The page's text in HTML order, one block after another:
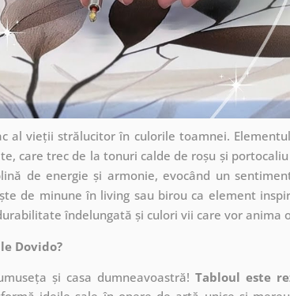
al vieții strălucitor în culorile toamnei.
care trec de la tonuri calde de roșu și
de energie și armonie, evocând un
de minune în living sau birou ca element
îndelungată și culori vii care vor anima
Dovido?
și casa dumneavoastră! Tabloul este